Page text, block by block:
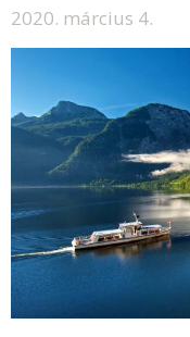
2020. március 4.